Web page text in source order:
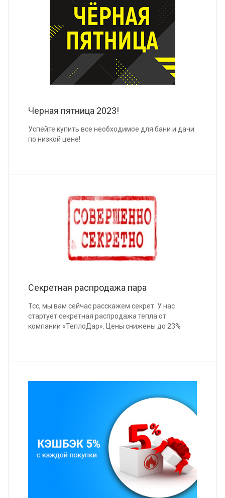
Черная пятница 2023!
Успейте купить все необходимое для бани и дачи
по низкой цене!
Секретная распродажа пара
Тсс, мы вам сейчас расскажем секрет. У нас
стартует секретная распродажа тепла от
компании «ТеплоДар». Цены снижены до 23%